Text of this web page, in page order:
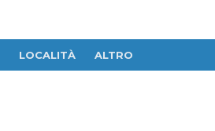
LOCALITÀ ALTRO